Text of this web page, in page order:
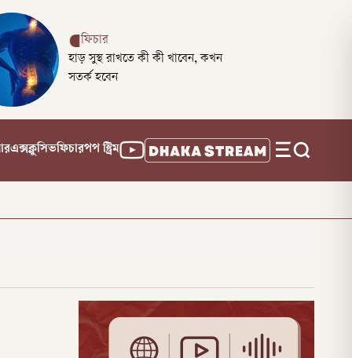
ফিচার
হাড় সুস্থ রাখতে কী কী খাবেন, কখন
সতর্ক হবেন
এক্সক্লুসিভফিচারপপ স্ট্রিম